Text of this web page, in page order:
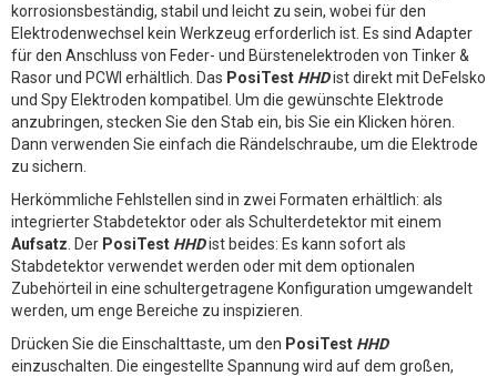
korrosionsbeständig, stabil und leicht zu sein, wobei für den
Elektrodenwechsel kein Werkzeug erforderlich ist. Es sind Adapter
für den Anschluss von Feder- und Bürstenelektroden von Tinker &
Rasor und PCWI erhältlich. Das PosiTest HHDist direkt mit DeFelsko
und Spy Elektroden kompatibel. Um die gewünschte Elektrode
anzubringen, stecken Sie den Stab ein, bis Sie ein Klicken hören.
Dann verwenden Sie einfach die Rändelschraube, um die Elektrode
zu sichern.
Herkömmliche Fehlstellen sind in zwei Formaten erhältlich: als
integrierter Stabdetektor oder als Schulterdetektor mit einem
Aufsatz . Der PosiTest HHDist beides: Es kann sofort als
Stabdetektor verwendet werden oder mit dem optionalen
Zubehörteil in eine schultergetragene Konfiguration umgewandelt
werden, um enge Bereiche zu inspizieren.
Drücken Sie die Einschalttaste, um den PosiTest HHD
einzuschalten. Die eingestellte Spannung wird auf dem großen,